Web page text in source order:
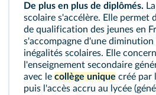
De plus en plus de diplômés. La
scolaire s'accélère. Elle permet
de qualification des jeunes en
s'accompagne d'une diminution
inégalités scolaires. Elle
l'enseignement secondaire
avec le collège unique créé par
puis l'accès accru au lycée